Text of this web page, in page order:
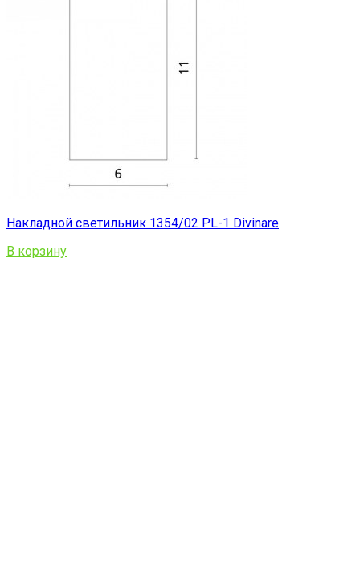
Накладной светильник 1354/02 PL-1 Divinare
В корзину